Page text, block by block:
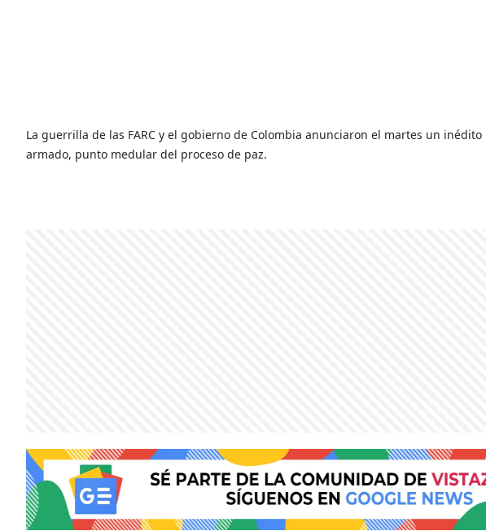
La guerrilla de las FARC y el gobierno de Colombia anunciaron el martes un
armado, punto medular del proceso de paz.